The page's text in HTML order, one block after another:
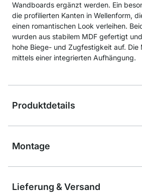
Wandboards ergänzt werden. Ein
die profilierten Kanten in Wellenform,
einen romantischen Look verleihen.
wurden aus stabilem MDF gefertigt
hohe Biege- und Zugfestigkeit auf. Die
mittels einer integrierten Aufhängung.
Produktdetails
Montage
Lieferung & Versand